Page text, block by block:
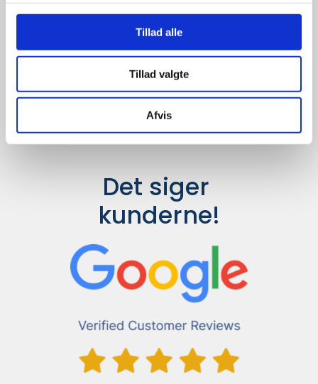
Tillad alle
Tillad valgte
Afvis
Udvalget er langt større, så har I en
idé til et konkret produkt, eller et
helt særligt ønske, så send en
forespørgsel tilinfo@syddesign.dk,
så finder vi det helt rigtige produkt
til en konkurrence dygtig pris.
Det siger
kunderne!